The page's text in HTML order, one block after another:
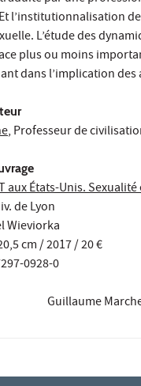
l’institutionnalisation
L’étude des
plus ou moins
dans l’implication des
, Professeur de
aux États-Unis.
de Lyon
Wieviorka
cm / 2017 / 20 €
0928-0
Guillaume